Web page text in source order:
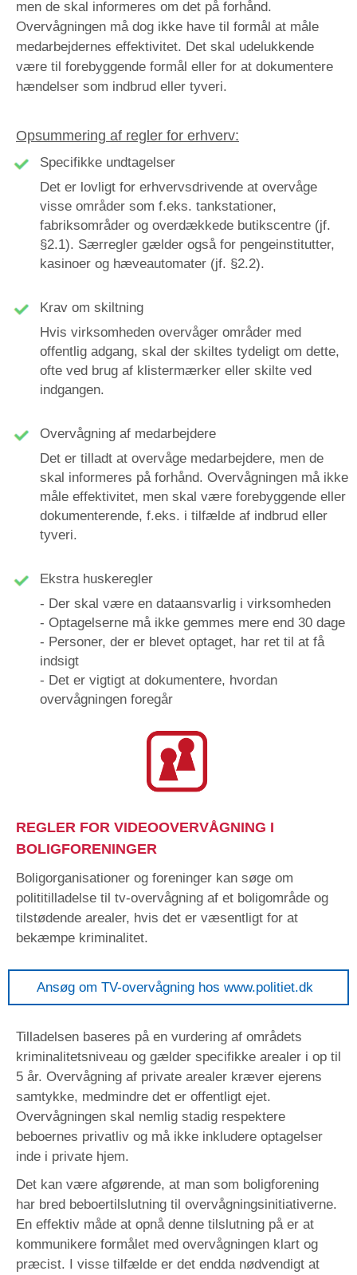
men de skal informeres om det på forhånd.
Overvågningen må dog ikke have til formål at måle
medarbejdernes effektivitet. Det skal udelukkende
være til forebyggende formål eller for at dokumentere
hændelser som indbrud eller tyveri.
Opsummering af regler for erhverv:
Specifikke undtagelser
Det er lovligt for erhvervsdrivende at overvåge
visse områder som f.eks. tankstationer,
fabriksområder og overdækkede butikscentre (jf.
§2.1). Særregler gælder også for pengeinstitutter,
kasinoer og hæveautomater (jf. §2.2).
Krav om skiltning
Hvis virksomheden overvåger områder med
offentlig adgang, skal der skiltes tydeligt om dette,
ofte ved brug af klistermærker eller skilte ved
indgangen.
Overvågning af medarbejdere
Det er tilladt at overvåge medarbejdere, men de
skal informeres på forhånd. Overvågningen må ikke
måle effektivitet, men skal være forebyggende eller
dokumenterende, f.eks. i tilfælde af indbrud eller
tyveri.
Ekstra huskeregler
- Der skal være en dataansvarlig i virksomheden
- Optagelserne må ikke gemmes mere end 30 dage
- Personer, der er blevet optaget, har ret til at få
indsigt
- Det er vigtigt at dokumentere, hvordan
overvågningen foregår
REGLER FOR VIDEOOVERVÅGNING I
BOLIGFORENINGER
Boligorganisationer og foreninger kan søge om
polititilladelse til tv-overvågning af et boligområde og
tilstødende arealer, hvis det er væsentligt for at
bekæmpe kriminalitet.
Ansøg om TV-overvågning hos www.politiet.dk
Tilladelsen baseres på en vurdering af områdets
kriminalitetsniveau og gælder specifikke arealer i op til
5 år. Overvågning af private arealer kræver ejerens
samtykke, medmindre det er offentligt ejet.
Overvågningen skal nemlig stadig respektere
beboernes privatliv og må ikke inkludere optagelser
inde i private hjem.
Det kan være afgørende, at man som boligforening
har bred beboertilslutning til overvågningsinitiativerne.
En effektiv måde at opnå denne tilslutning på er at
kommunikere formålet med overvågningen klart og
præcist. I visse tilfælde er det endda nødvendigt at